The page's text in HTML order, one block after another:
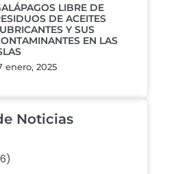
LIBRE DE
DE ACEITES
Y SUS
EN LAS
enero, 2025
Noticias